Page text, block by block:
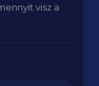
visz a